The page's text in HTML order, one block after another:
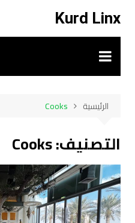
المحتوى
Kurd Linx
الرئيسية Cooks
التصنيف:Cooks